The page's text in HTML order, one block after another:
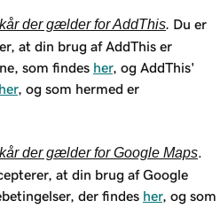
der gælder for AddThis. Du er
at din brug af AddThis er
som findes her, og AddThis'
her, og som hermed er
der gælder for Google Maps
at din brug af Google
der findes her, og som